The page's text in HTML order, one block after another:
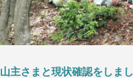
山主さまと現状確認をしま